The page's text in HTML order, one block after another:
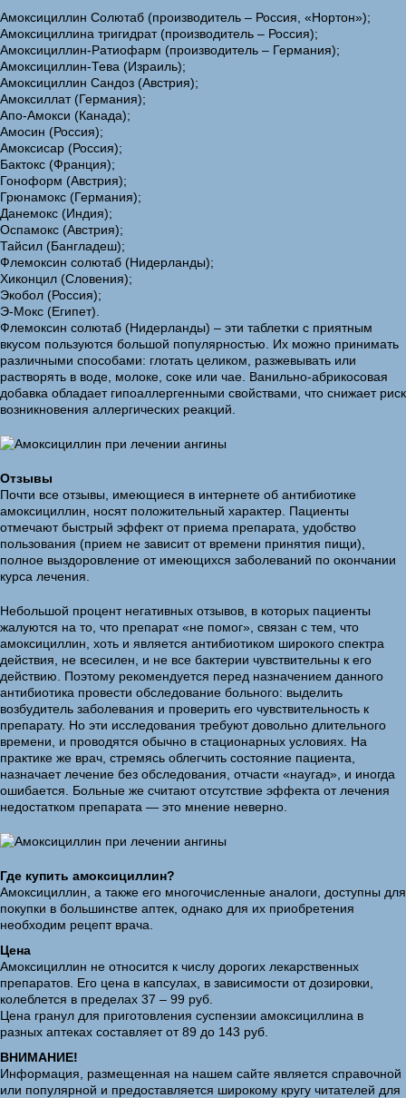
Амоксициллин Солютаб (производитель – Россия, «Нортон»);
Амоксициллина тригидрат (производитель – Россия);
Амоксициллин-Ратиофарм (производитель – Германия);
Амоксициллин-Тева (Израиль);
Амоксициллин Сандоз (Австрия);
Амоксиллат (Германия);
Апо-Амокси (Канада);
Амосин (Россия);
Амоксисар (Россия);
Бактокс (Франция);
Гоноформ (Австрия);
Грюнамокс (Германия);
Данемокс (Индия);
Оспамокс (Австрия);
Тайсил (Бангладеш);
Флемоксин солютаб (Нидерланды);
Хиконцил (Словения);
Экобол (Россия);
Э-Мокс (Египет).
Флемоксин солютаб (Нидерланды) – эти таблетки с приятным
вкусом пользуются большой популярностью. Их можно принимать
различными способами: глотать целиком, разжевывать или
растворять в воде, молоке, соке или чае. Ванильно-абрикосовая
добавка обладает гипоаллергенными свойствами, что снижает риск
возникновения аллергических реакций.
Отзывы
Почти все отзывы, имеющиеся в интернете об антибиотике
амоксициллин, носят положительный характер. Пациенты
отмечают быстрый эффект от приема препарата, удобство
пользования (прием не зависит от времени принятия пищи),
полное выздоровление от имеющихся заболеваний по окончании
курса лечения.
Небольшой процент негативных отзывов, в которых пациенты
жалуются на то, что препарат «не помог», связан с тем, что
амоксициллин, хоть и является антибиотиком широкого спектра
действия, не всесилен, и не все бактерии чувствительны к его
действию. Поэтому рекомендуется перед назначением данного
антибиотика провести обследование больного: выделить
возбудитель заболевания и проверить его чувствительность к
препарату. Но эти исследования требуют довольно длительного
времени, и проводятся обычно в стационарных условиях. На
практике же врач, стремясь облегчить состояние пациента,
назначает лечение без обследования, отчасти «наугад», и иногда
ошибается. Больные же считают отсутствие эффекта от лечения
недостатком препарата — это мнение неверно.
Где купить амоксициллин?
Амоксициллин, а также его многочисленные аналоги, доступны для
покупки в большинстве аптек, однако для их приобретения
необходим рецепт врача.
Цена
Амоксициллин не относится к числу дорогих лекарственных
препаратов. Его цена в капсулах, в зависимости от дозировки,
колеблется в пределах 37 – 99 руб.
Цена гранул для приготовления суспензии амоксициллина в
разных аптеках составляет от 89 до 143 руб.
ВНИМАНИЕ!
Информация, размещенная на нашем сайте является справочной
или популярной и предоставляется широкому кругу читателей для